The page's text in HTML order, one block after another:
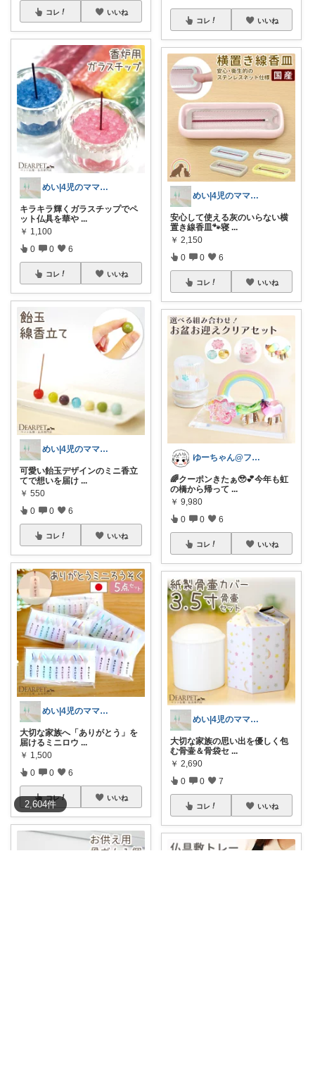
2,604件
コレ いいね
めい|4児のママおすすめ
キラキラ輝くガラスチップでペ
ット仏具を華や ...
￥ 1,100
0 0 6
コレ いいね
めい|4児のママおすすめ
可愛い飴玉デザインのミニ香立
てで想いを届け ...
￥ 550
0 0 6
コレ いいね
めい|4児のママおすすめ
大切な家族へ「ありがとう」を
届けるミニロウ ...
￥ 1,500
0 0 6
コレ いいね
コレ いいね
めい|4児のママおすすめ
安心して使える灰のいらない横
置き線香皿🐾寝 ...
￥ 2,150
0 0 6
コレ いいね
ゆーちゃん@フォロワーさまから購入💕
🌈クーポンきたぁ🥹💕今年も虹
の橋から帰って ...
￥ 9,980
0 0 6
コレ いいね
めい|4児のママおすすめ
大切な家族の思い出を優しく包
む骨壷＆骨袋セ ...
￥ 2,690
0 0 7
コレ いいね